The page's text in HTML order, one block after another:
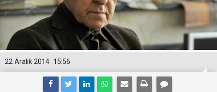
15:56
22 Aralık 2014